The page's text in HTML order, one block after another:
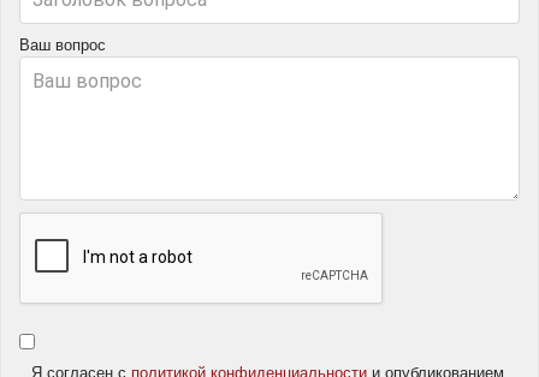
Ваш вопрос
Я согласен с политикой конфиденциальности и опубликованием